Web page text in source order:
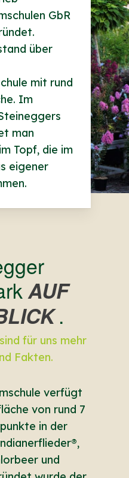
GbR
über
mit rund
Im
man
Topf, die im
eigener
AUF
.
für uns mehr
Fakten.
verfügt
von rund 7
in der
und